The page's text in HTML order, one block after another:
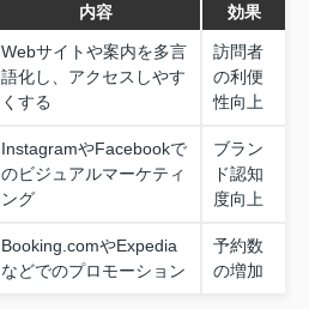
内容 効果
Webサイトや案内を多言
語化し、アクセスしやす
くする
訪問者
の利便
性向上
InstagramやFacebookで
のビジュアルマーケティ
ング
ブラン
ド認知
度向上
Booking.comやExpedia
などでのプロモーション
予約数
の増加